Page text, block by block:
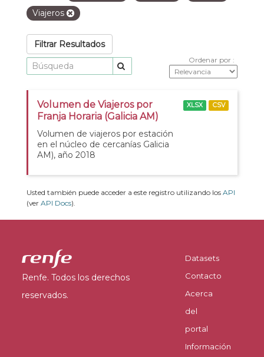
Viajeros
Filtrar Resultados
Ordenar por
Volumen de Viajeros por
Franja Horaria (Galicia AM)
Volumen de viajeros por estación
en el núcleo de cercanías Galicia
AM), año 2018
XLSX CSV
Usted también puede acceder a este registro utilizando los API
(ver API Docs).
Renfe. Todos los derechos
reservados.
Datasets
Contacto
Acerca
del
portal
Información